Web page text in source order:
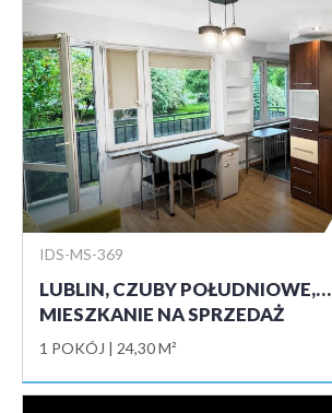
IDS-MS-369
LUBLIN, CZUBY POŁUDNIOWE,…
MIESZKANIE NA SPRZEDAŻ
1 POKÓJ 24,30 M²